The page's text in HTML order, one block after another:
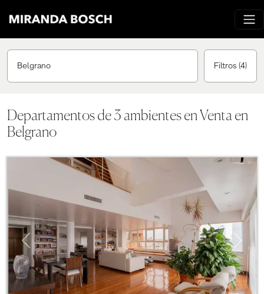
Belgrano Filtros (4)
Departamentos de 3 ambientes en Venta en
Belgrano
Previous